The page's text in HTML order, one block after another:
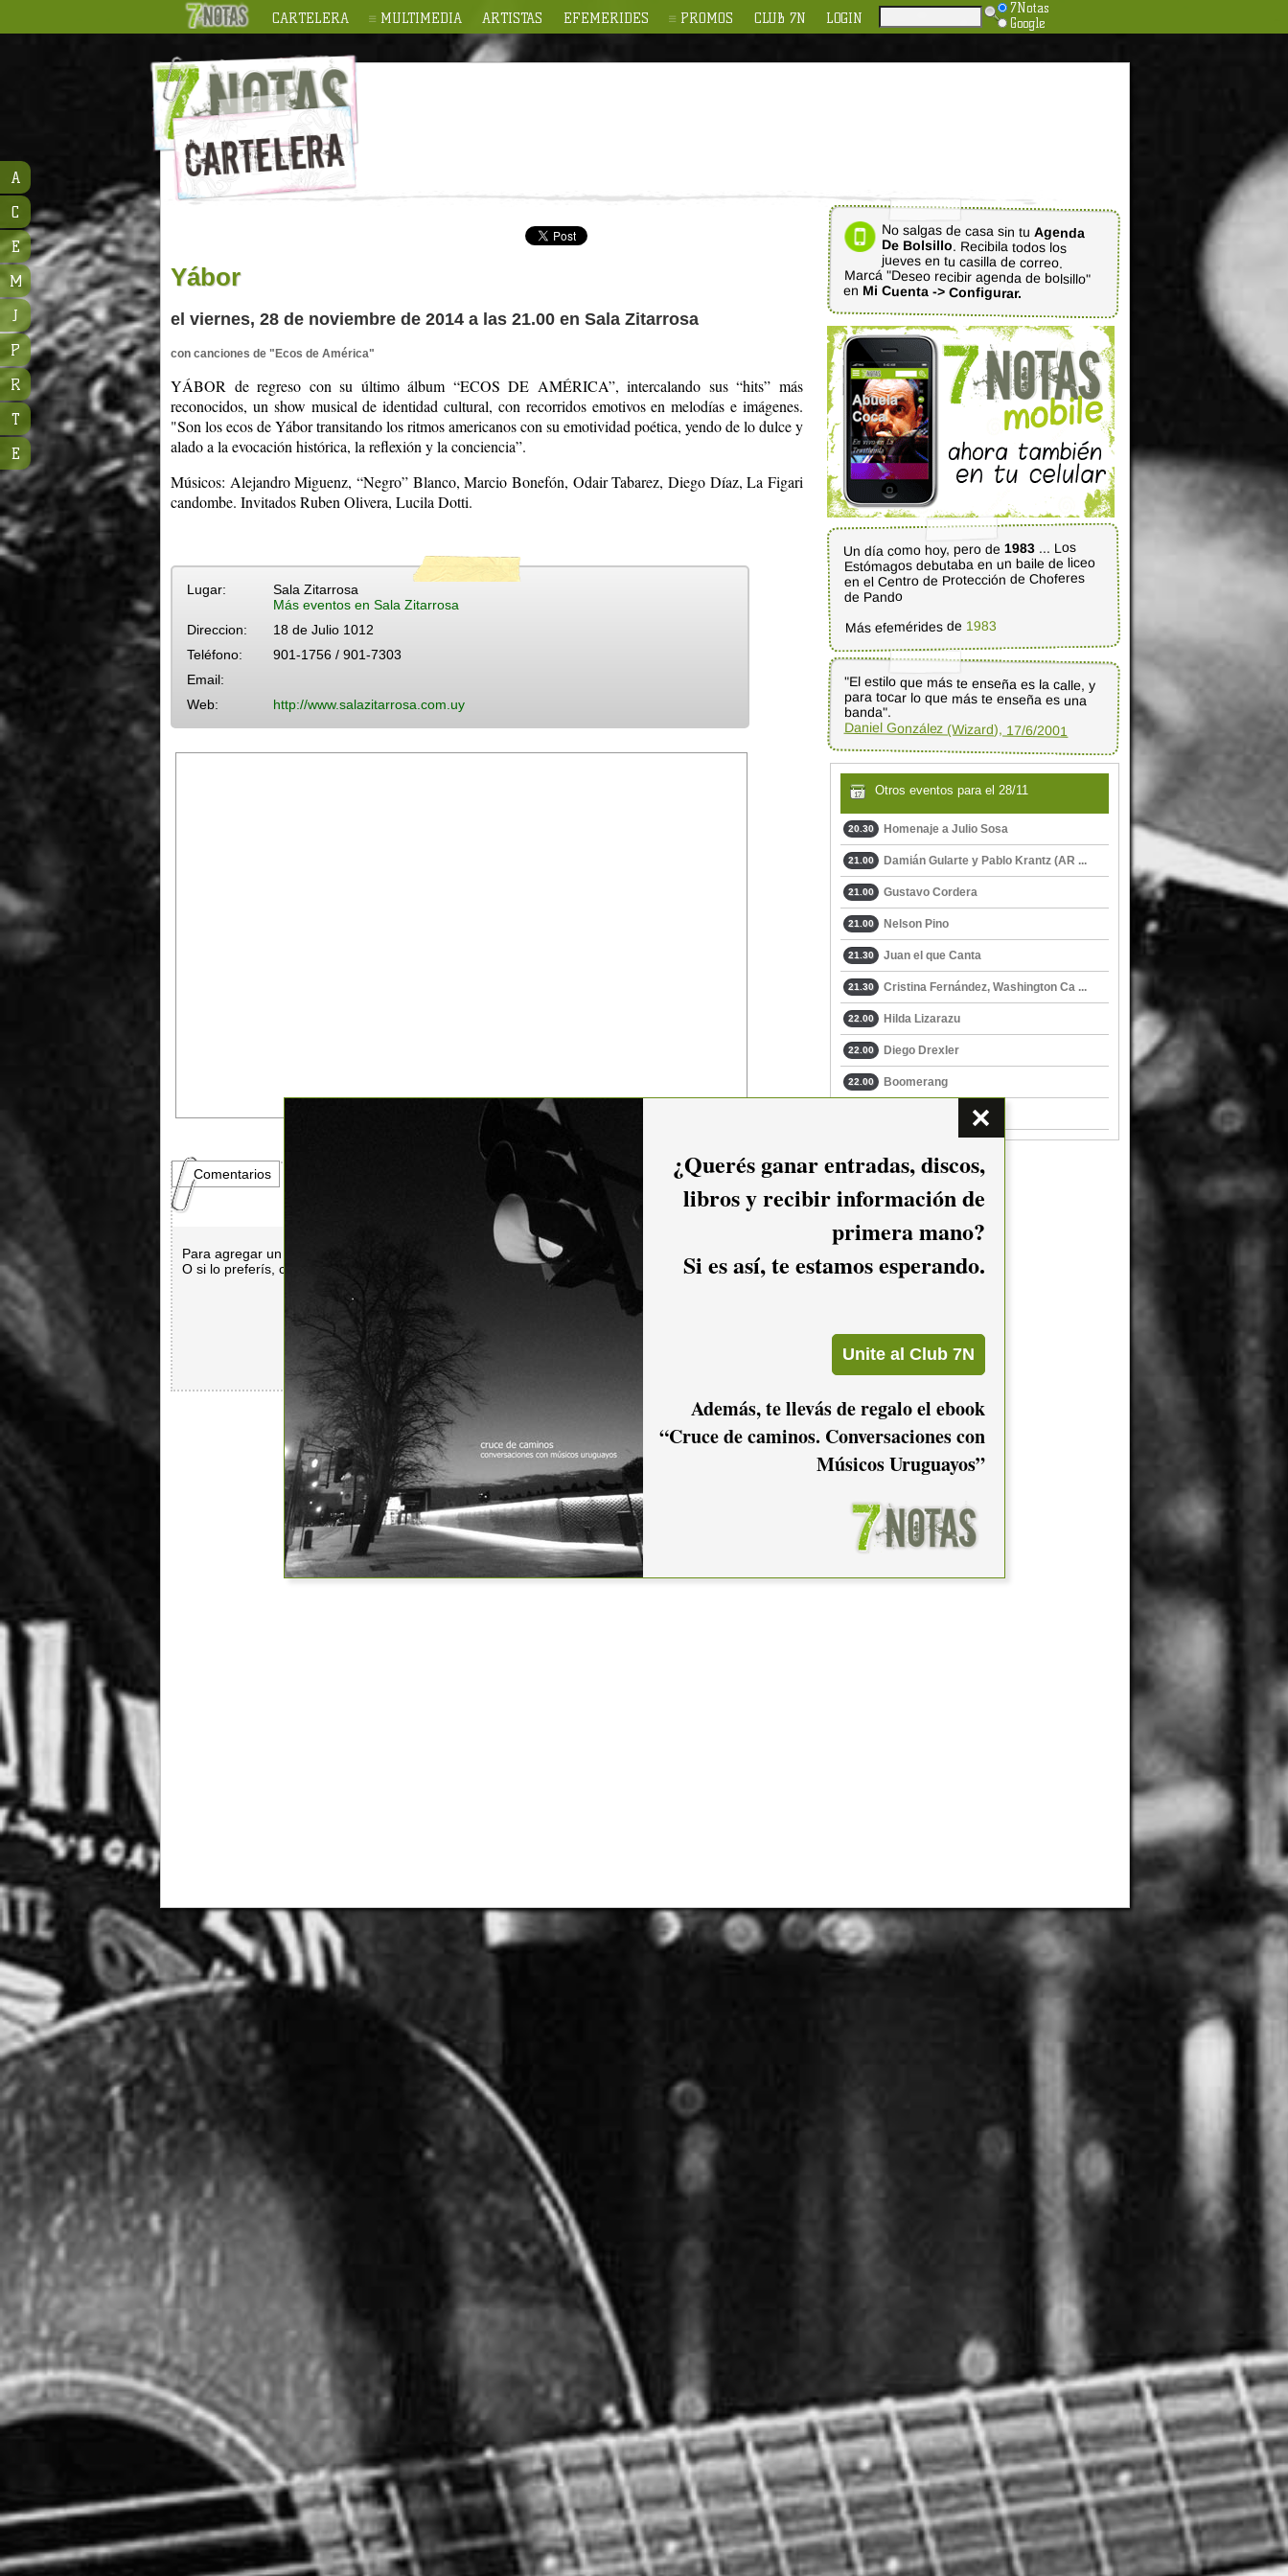
CARTELERA MULTIMEDIA ARTISTAS EFEMERIDES PROMOS CLUB 7N LOGIN
7Notas
Google
Yábor
el viernes, 28 de noviembre de 2014 a las 21.00 en Sala Zitarrosa
con canciones de "Ecos de América"
YÁBOR de regreso con su último álbum “ECOS DE AMÉRICA”, intercalando sus “hits” más
reconocidos, un show musical de identidad cultural, con recorridos emotivos en melodías e imágenes.
"Son los ecos de Yábor transitando los ritmos americanos con su emotividad poética, yendo de lo dulce y
alado a la evocación histórica, la reflexión y la conciencia”.
Músicos: Alejandro Miguenz, “Negro” Blanco, Marcio Bonefón, Odair Tabarez, Diego Díaz, La Figari
candombe. Invitados Ruben Olivera, Lucila Dotti.
Lugar:
Sala Zitarrosa
Más eventos en Sala Zitarrosa
Direccion:
18 de Julio 1012
Teléfono:
901-1756 / 901-7303
Email:
Web:
http://www.salazitarrosa.com.uy
Comentarios
Para agregar un comentario es necesario hacer
login.
O si lo preferís, con
No salgas de casa sin tu Agenda
De Bolsillo. Recibila todos los
jueves en tu casilla de correo.
Marcá "Deseo recibir agenda de bolsillo"
en Mi Cuenta -> Configurar.
Un día como hoy, pero de1983 ... Los
Estómagos debutaba en un baile de liceo
en el Centro de Protección de Choferes
de Pando
Más efemérides de 1983
"El estilo que más te enseña es la calle, y
para tocar lo que más te enseña es una
banda".
Daniel González (Wizard), 17/6/2001
Otros eventos para el 28/11
20.30 Homenaje a Julio Sosa
21.00 Damián Gularte y Pablo Krantz (AR ...
21.00 Gustavo Cordera
21.00 Nelson Pino
21.30 Juan el que Canta
21.30 Cristina Fernández, Washington Ca ...
22.00 Hilda Lizarazu
22.00 Diego Drexler
22.00 Boomerang
Canciones al Cubo
A
C
E
M
J
P
R
T
E
¿Querés ganar entradas, discos,
libros y recibir información de
primera mano?
Si es así, te estamos esperando.
Además, te llevás de regalo el ebook
“Cruce de caminos. Conversaciones con
Músicos Uruguayos”